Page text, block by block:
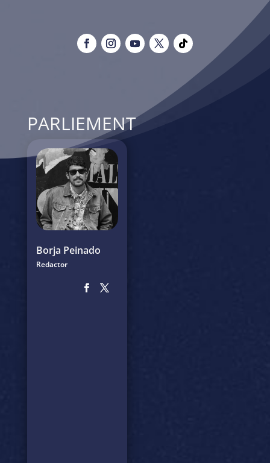
PARLIEMENT
Borja Peinado
Redactor